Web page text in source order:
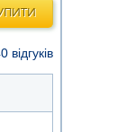
відгуків